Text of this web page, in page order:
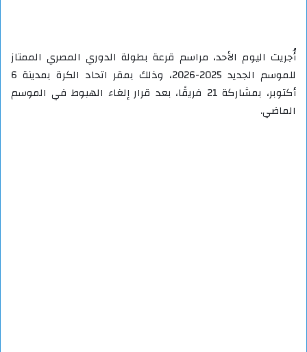
أُجريت اليوم الأحد، مراسم قرعة بطولة الدوري المصري الممتاز
للموسم الجديد 2025-2026، وذلك بمقر اتحاد الكرة بمدينة 6
أكتوبر، بمشاركة 21 فريقًا، بعد قرار إلغاء الهبوط في الموسم
الماضي.